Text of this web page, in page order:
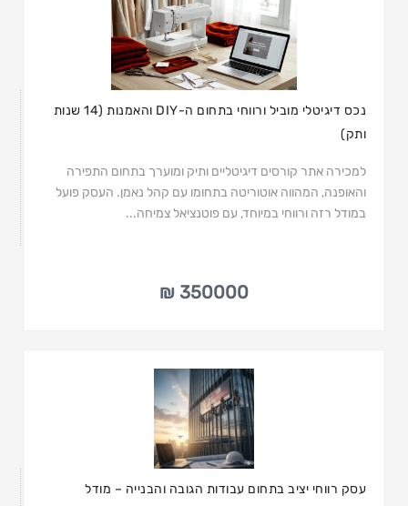
נכס דיגיטלי מוביל ורווחי בתחום ה-DIY והאמנות (14 שנות
ותק)
למכירה אתר קורסים דיגיטליים ותיק ומוערך בתחום התפירה
והאופנה, המהווה אוטוריטה בתחומו עם קהל נאמן. העסק פועל
במודל רזה ורווחי במיוחד, עם פוטנציאל צמיחה...
350000 ₪
עסק רווחי יציב בתחום עבודות הגובה והבנייה – מודל